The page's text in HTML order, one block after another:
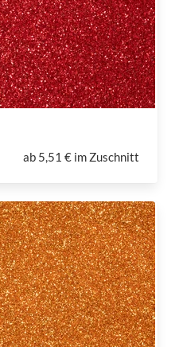
ab 5,51 € im Zuschnitt